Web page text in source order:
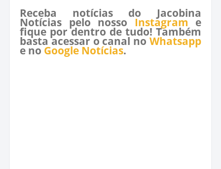
Receba notícias do Jacobina
Notícias pelo nosso Instagram e
fique por dentro de tudo! Também
basta acessar o canal no Whatsapp
e no Google Notícias.